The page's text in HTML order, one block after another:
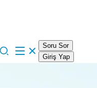
Soru Sor
Giriş Yap